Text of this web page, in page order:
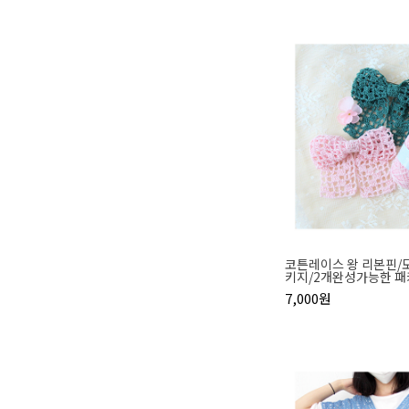
코튼레이스 왕 리본핀/
키지/2개완성가능한
7,000원